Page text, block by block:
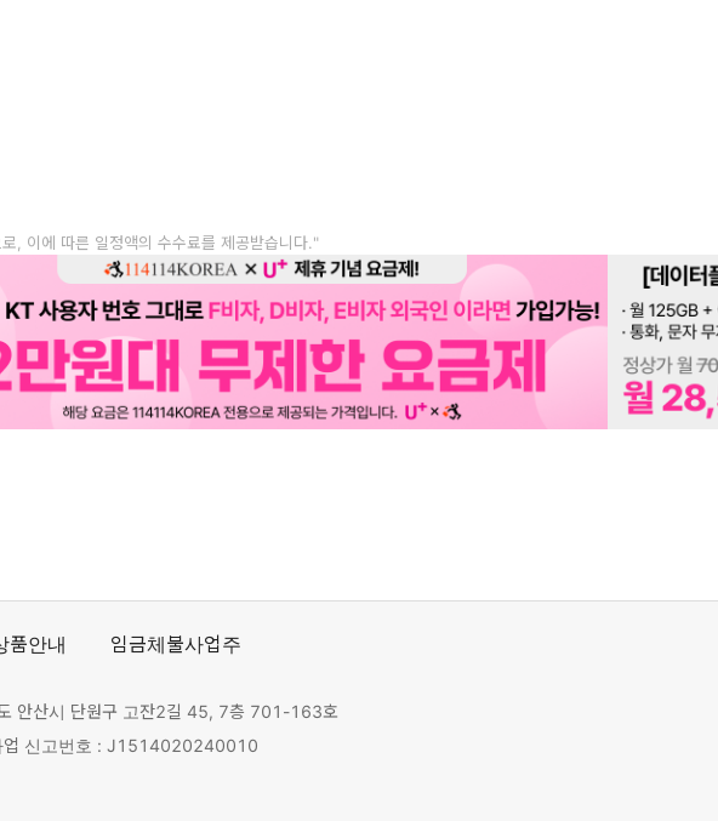
, 이에 따른 일정액의 수수료를 제공받습니다."
품안내 임금체불사업주
안산시 단원구 고잔2길 45, 7층 701-163호
업 신고번호 : J1514020240010